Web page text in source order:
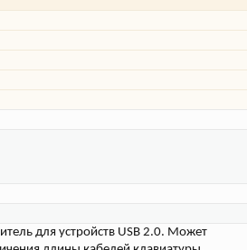
для устройств USB 2.0. Может